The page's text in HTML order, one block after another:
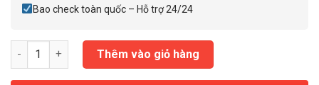
Bao check toàn quốc – Hỗ trợ 24/24
Đồng Hồ Nga Poljot President Putin Oval Gold White số lượng
Thêm vào giỏ hàng